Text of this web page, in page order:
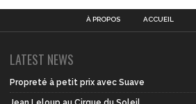
À PROPOS ACCUEIL
LATEST NEWS
Propreté à petit prix avec Suave